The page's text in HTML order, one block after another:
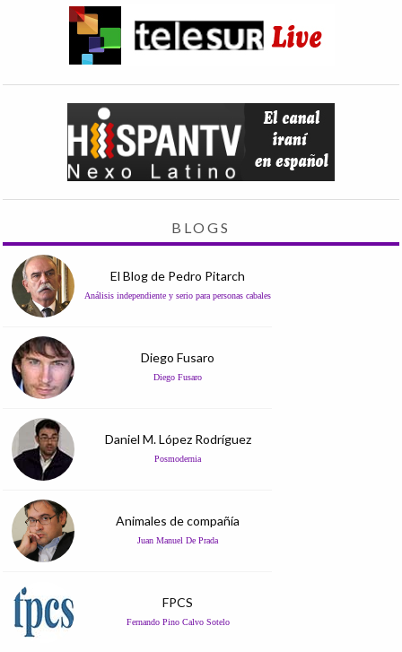
BLOGS
El Blog de Pedro Pitarch
Análisis independiente y serio para personas cabales
Diego Fusaro
Diego Fusaro
Daniel M. López Rodríguez
Posmodernia
Animales de compañía
Juan Manuel De Prada
FPCS
Fernando Pino Calvo Sotelo